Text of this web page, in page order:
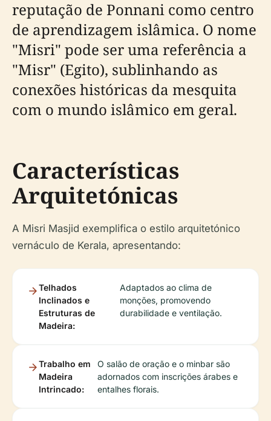
reputação de Ponnani como centro
de aprendizagem islâmica. O nome
"Misri" pode ser uma referência a
"Misr" (Egito), sublinhando as
conexões históricas da mesquita
com o mundo islâmico em geral.
Características
Arquitetónicas
A Misri Masjid exemplifica o estilo arquitetónico
vernáculo de Kerala, apresentando:
Telhados
Inclinados e
Estruturas de
Madeira:
Adaptados ao clima de
monções, promovendo
durabilidade e ventilação.
Trabalho em
Madeira
Intrincado:
O salão de oração e o minbar são
adornados com inscrições árabes e
entalhes florais.